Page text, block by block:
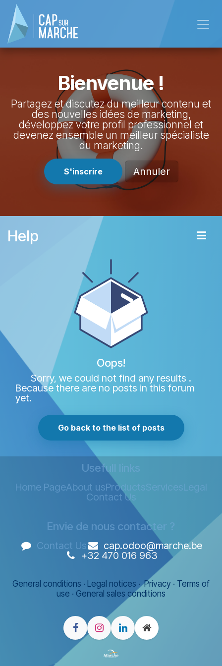
Skip to Content
Bienvenue !
Partagez et discutez du meilleur contenu et
des nouvelles idées de marketing,
développez votre profil professionnel et
devenez ensemble un meilleur spécialiste
du marketing.
S'inscrire Annuler
Help
Oops!
Sorry, we could not find any results .
Because there are no posts in this forum
yet.
Go back to the list of posts
Usefull links
Home PageAbout usProducts ServicesLegal
Contact Us
Envie de nous contacter ?
Contact Us
cap.odoo@marche.be
+32 470 016 963
General conditions · Legal notices ·Privacy · Terms of
use · General sales conditions